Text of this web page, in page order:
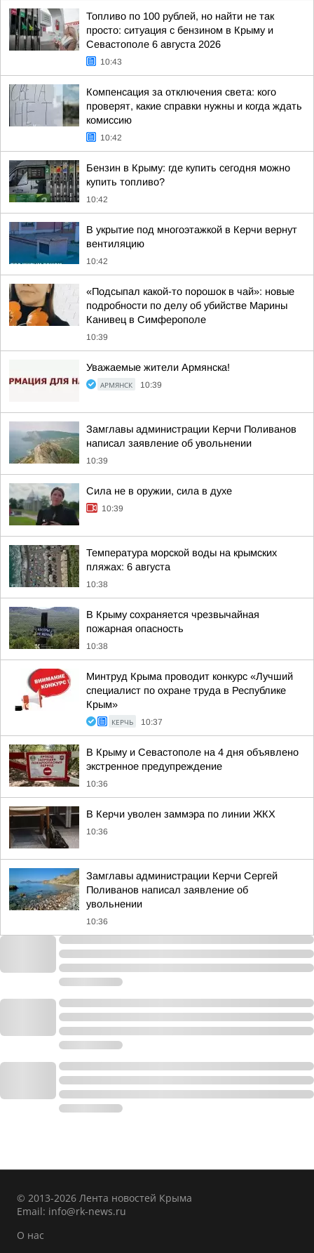
Топливо по 100 рублей, но найти не так
просто: ситуация с бензином в Крыму и
Севастополе 6 августа 2026
10:43
Компенсация за отключения света: кого
проверят, какие справки нужны и когда ждать
комиссию
10:42
Бензин в Крыму: где купить сегодня можно
купить топливо?
10:42
В укрытие под многоэтажкой в Керчи вернут
вентиляцию
10:42
«Подсыпал какой-то порошок в чай»: новые
подробности по делу об убийстве Марины
Канивец в Симферополе
10:39
Уважаемые жители Армянска!
АРМЯНСК 10:39
Замглавы администрации Керчи Поливанов
написал заявление об увольнении
10:39
Сила не в оружии, сила в духе
10:39
Температура морской воды на крымских
пляжах: 6 августа
10:38
В Крыму сохраняется чрезвычайная
пожарная опасность
10:38
Минтруд Крыма проводит конкурс «Лучший
специалист по охране труда в Республике
Крым»
КЕРЧЬ 10:37
В Крыму и Севастополе на 4 дня объявлено
экстренное предупреждение
10:36
В Керчи уволен заммэра по линии ЖКХ
10:36
Замглавы администрации Керчи Сергей
Поливанов написал заявление об
увольнении
10:36
© 2013-2026 Лента новостей Крыма
Email: info@rk-news.ru
О нас